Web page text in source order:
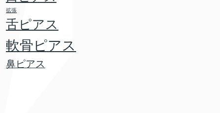
拡張
舌ピアス
軟骨ピアス
鼻ピアス